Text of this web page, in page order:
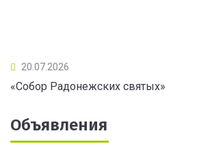
20.07.2026
«Собор Радонежских святых»
Объявления